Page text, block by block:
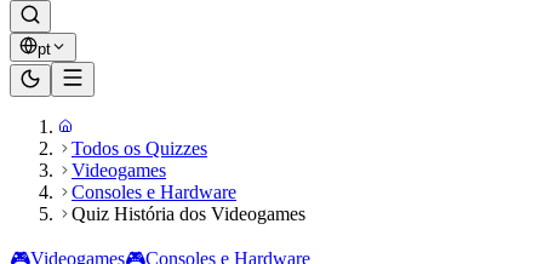
pt
Todos os Quizzes
Videogames
Consoles e Hardware
Quiz História dos Videogames
🎮Videogames🎮Consoles e Hardware